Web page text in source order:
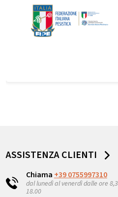
ASSISTENZA CLIENTI
Chiama +39 0755997310
dal lunedì al venerdì dalle ore
18.00